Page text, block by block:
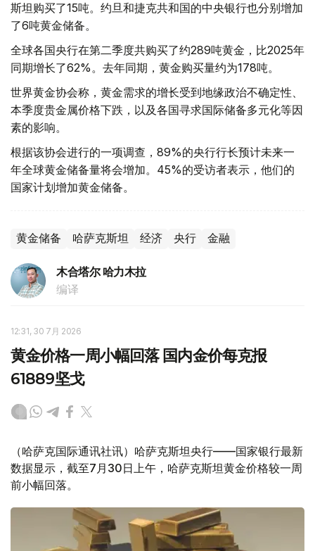
斯坦购买了15吨。约旦和捷克共和国的中央银行也分别增加
了6吨黄金储备。
全球各国央行在第二季度共购买了约289吨黄金，比2025年
同期增长了62%。去年同期，黄金购买量约为178吨。
世界黄金协会称，黄金需求的增长受到地缘政治不确定性、
本季度贵金属价格下跌，以及各国寻求国际储备多元化等因
素的影响。
根据该协会进行的一项调查，89%的央行行长预计未来一
年全球黄金储备量将会增加。45%的受访者表示，他们的
国家计划增加黄金储备。
黄金储备 哈萨克斯坦 经济 央行 金融
木合塔尔 哈力木拉
编译
12:31, 30 7月 2026
黄金价格一周小幅回落 国内金价每克报
61889坚戈
（哈萨克国际通讯社讯）哈萨克斯坦央行——国家银行最新
数据显示，截至7月30日上午，哈萨克斯坦黄金价格较一周
前小幅回落。